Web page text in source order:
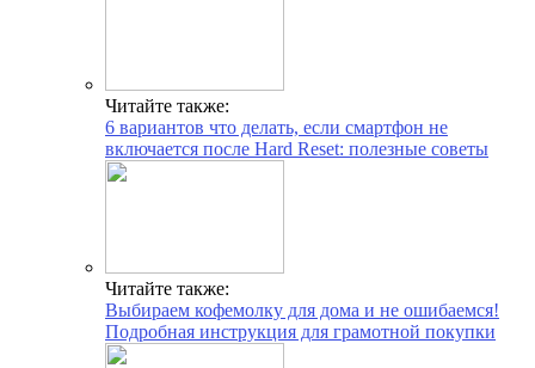
Читайте также:
6 вариантов что делать, если смартфон не
включается после Hard Reset: полезные советы
Читайте также:
Выбираем кофемолку для дома и не ошибаемся!
Подробная инструкция для грамотной покупки